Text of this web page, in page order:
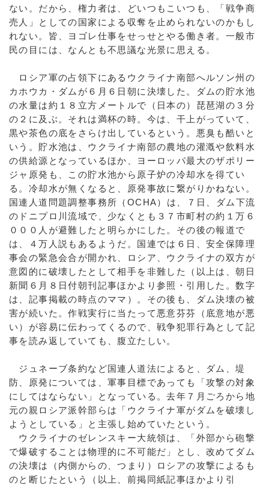
ない。だから、権力者は、どいつもこいつも、「戦争商
売人」としての国家による収奪を止められないのかもし
れない。皆、ヨゴレ仕事をせっせとやる働き者。一般市
民の目には、なんとも不思議な光景に思える。
ロシア軍の占領下にあるウクライナ南部へルソン州の
カホウカ・ダムが６月６日朝に決壊した。ダムの貯水池
の水量は約１８立方メートルで（日本の）琵琶湖の３分
の２に及ぶ。それは満杯の時。今は、干上がっていて、
黒や茶色の底をさらけ出しているという。悪臭も酷いと
いう。貯水池は、ウクライナ南部の農地の灌漑や飲料水
の供給源となっているほか、ヨーロッパ最大のザポリー
ジャ原発も、この貯水池から原子炉の冷却水を得てい
る。冷却水が無くなると、原発事故に繋がりかねない。
国連人道問題調整事務所（OCHA）は、７日、ダム下流
のドニプロ川流域で、少なくとも３７市町村の約１万６
０００人が避難したと明らかにした。その後の報道で
は、４万人説もあるようだ。国連では６日、安全保障理
事会の緊急会合が開かれ、ロシア、ウクライナの双方が
意図的に破壊したとして相手を非難した（以上は、朝日
新聞６月８日付朝刊記事ほかより参照・引用した。数字
は、記事掲載の時点のママ）。その後も、ダム決壊の被
害が続いた。作戦実行に当たって悪意芬芬（底意地が悪
い）が容易に伝わってくるので、戦争犯罪行為として記
事を読み返していても、腹立たしい。
ジュネーブ条約など国連人道法によると、ダム、堤
防、原発については、軍事目標であっても「攻撃の対象
にしてはならない」となっている。去年７月ごろから地
元の親ロシア派幹部らは「ウクライナ軍がダムを破壊し
ようとしている」と主張し始めていたという。
ウクライナのゼレンスキー大統領は、「外部から砲撃
で爆破することは物理的に不可能だ」とし、改めてダム
の決壊は（内側からの、つまり）ロシアの攻撃によるも
のと断じたという（以上、前掲同紙記事ほかより引